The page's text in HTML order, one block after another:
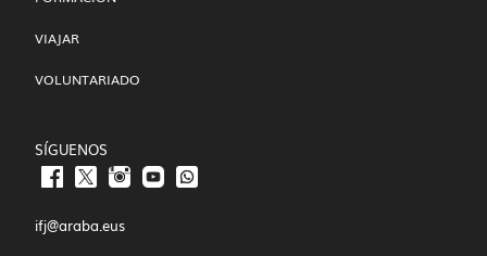
VIAJAR
VOLUNTARIADO
SÍGUENOS
ifj@araba.eus